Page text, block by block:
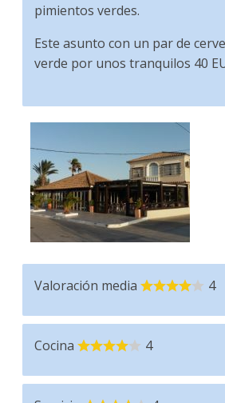
pimientos verdes.
Este asunto con un par de
verde por unos tranquilos 40
Valoración media 4
Cocina 4